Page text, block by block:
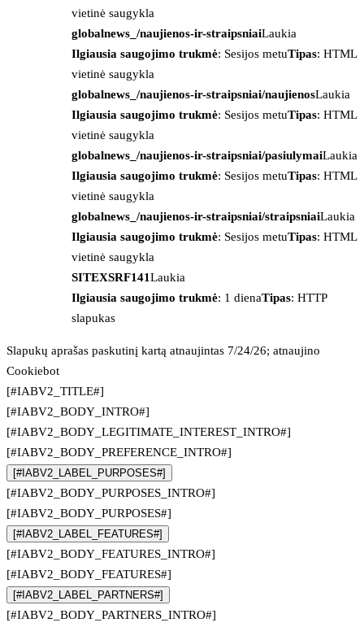
vietinė saugykla
globalnews_/naujienos-ir-straipsniaiLaukia
Ilgiausia saugojimo trukmė: Sesijos metuTipas: HTML
vietinė saugykla
globalnews_/naujienos-ir-straipsniai/naujienosLaukia
Ilgiausia saugojimo trukmė: Sesijos metuTipas: HTML
vietinė saugykla
globalnews_/naujienos-ir-straipsniai/pasiulymaiLaukia
Ilgiausia saugojimo trukmė: Sesijos metuTipas: HTML
vietinė saugykla
globalnews_/naujienos-ir-straipsniai/straipsniaiLaukia
Ilgiausia saugojimo trukmė: Sesijos metuTipas: HTML
vietinė saugykla
SITEXSRF141Laukia
Ilgiausia saugojimo trukmė: 1 dienaTipas: HTTP
slapukas
Slapukų aprašas paskutinį kartą atnaujintas 7/24/26; atnaujino
Cookiebot
[#IABV2_TITLE#]
[#IABV2_BODY_INTRO#]
[#IABV2_BODY_LEGITIMATE_INTEREST_INTRO#]
[#IABV2_BODY_PREFERENCE_INTRO#]
[#IABV2_LABEL_PURPOSES#]
[#IABV2_BODY_PURPOSES_INTRO#]
[#IABV2_BODY_PURPOSES#]
[#IABV2_LABEL_FEATURES#]
[#IABV2_BODY_FEATURES_INTRO#]
[#IABV2_BODY_FEATURES#]
[#IABV2_LABEL_PARTNERS#]
[#IABV2_BODY_PARTNERS_INTRO#]